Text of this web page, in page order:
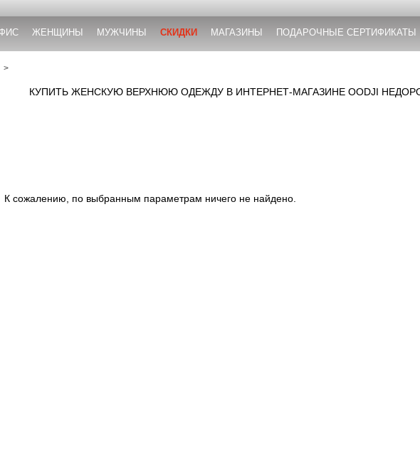
ЖЕНЩИНЫ МУЖЧИНЫ СКИДКИ МАГАЗИНЫ ПОДАРОЧНЫЕ СЕРТИФИКАТЫ
КУПИТЬ ЖЕНСКУЮ ВЕРХНЮЮ ОДЕЖДУ В ИНТЕРНЕТ-МАГАЗИНЕ OODJI
К сожалению, по выбранным параметрам ничего не найдено.